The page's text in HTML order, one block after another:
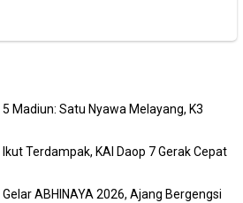
Madiun: Satu Nyawa Melayang, K3
Terdampak, KAI Daop 7 Gerak Cepat
ABHINAYA 2026, Ajang Bergengsi